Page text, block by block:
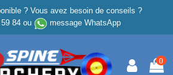
? Vous avez besoin de conseils ?
84ou message WhatsApp
0